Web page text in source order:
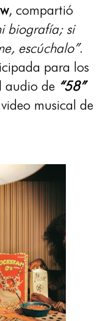
, compartió
biografía; si
escúchalo”.
para los
audio de “58”
musical de